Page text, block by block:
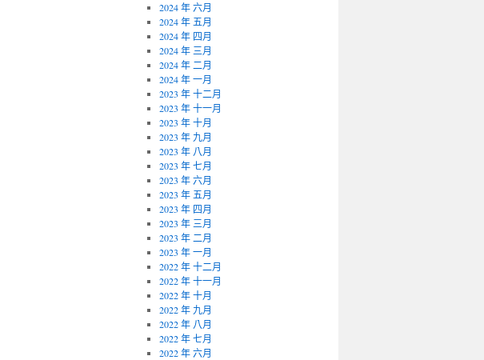
2024 年 六月
2024 年 五月
2024 年 四月
2024 年 三月
2024 年 二月
2024 年 一月
2023 年 十二月
2023 年 十一月
2023 年 十月
2023 年 九月
2023 年 八月
2023 年 七月
2023 年 六月
2023 年 五月
2023 年 四月
2023 年 三月
2023 年 二月
2023 年 一月
2022 年 十二月
2022 年 十一月
2022 年 十月
2022 年 九月
2022 年 八月
2022 年 七月
2022 年 六月